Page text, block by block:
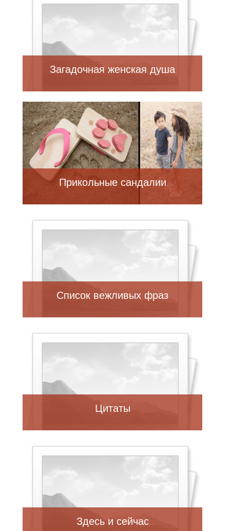
Загадочная женская душа
Прикольные сандалии
Список вежливых фраз
Цитаты
Здесь и сейчас